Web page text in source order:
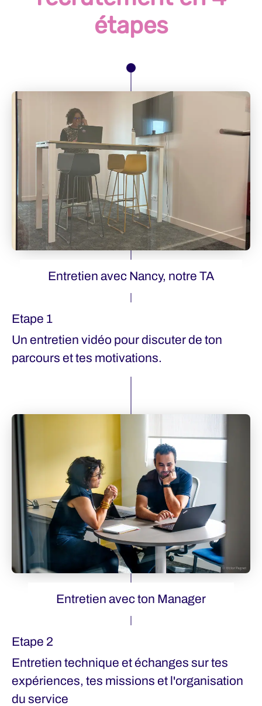
étapes
Entretien avec Nancy, notre TA
Etape 1
Un entretien vidéo pour discuter de ton
parcours et tes motivations.
Entretien avec ton Manager
Etape 2
Entretien technique et échanges sur tes
expériences, tes missions et l'organisation
du service